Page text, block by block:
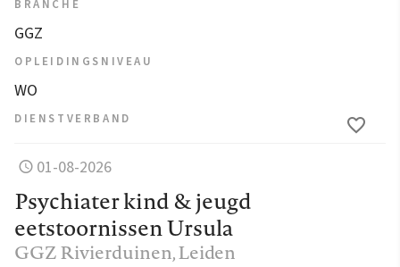
BRANCHE
GGZ
OPLEIDINGSNIVEAU
WO
DIENSTVERBAND
01-08-2026
Psychiater kind & jeugd
eetstoornissen Ursula
GGZ Rivierduinen, Leiden